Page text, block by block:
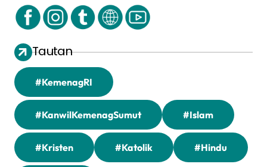
Tautan
#KemenagRI
#KanwilKemenagSumut #Islam
#Kristen #Katolik #Hindu